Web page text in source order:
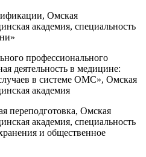
Омская
академия, специальность
профессионального
деятельность в медицине:
в системе ОМС», Омская
академия
переподготовка, Омская
академия, специальность
и общественное